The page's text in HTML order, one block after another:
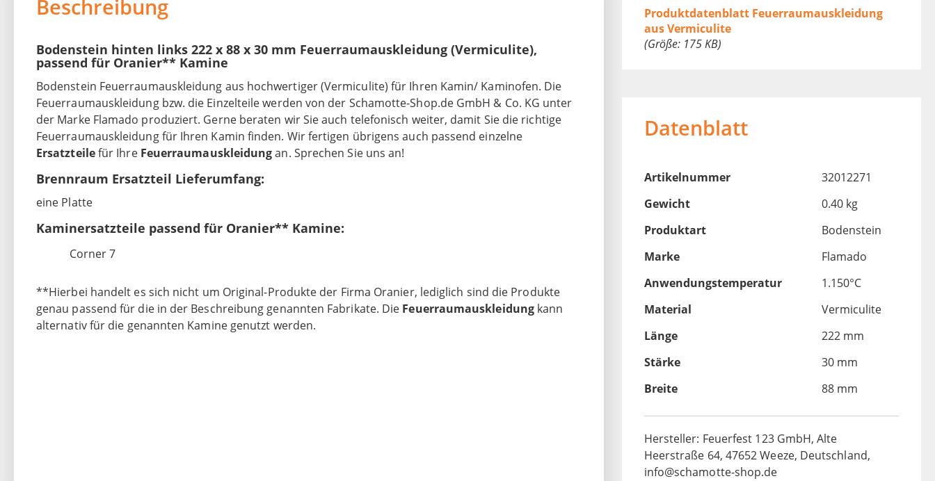
Beschreibung
Bodenstein hinten links 222 x 88 x 30 mm Feuerraumauskleidung (Vermiculite),
passend für Oranier** Kamine
Bodenstein Feuerraumauskleidung aus hochwertiger (Vermiculite) für Ihren Kamin/ Kaminofen. Die
Feuerraumauskleidung bzw. die Einzelteile werden von der Schamotte-Shop.de GmbH & Co. KG unter
der Marke Flamado produziert. Gerne beraten wir Sie auch telefonisch weiter, damit Sie die richtige
Feuerraumauskleidung für Ihren Kamin finden. Wir fertigen übrigens auch passend einzelne
Ersatzteilefür Ihre Feuerraumauskleidungan. Sprechen Sie uns an!
Brennraum Ersatzteil Lieferumfang:
eine Platte
Kaminersatzteile passend für Oranier** Kamine:
Corner 7
**Hierbei handelt es sich nicht um Original-Produkte der Firma Oranier, lediglich sind die Produkte
genau passend für die in der Beschreibung genannten Fabrikate. Die Feuerraumauskleidungkann
alternativ für die genannten Kamine genutzt werden.
Produktdatenblatt Feuerraumauskleidung
aus Vermiculite
(Größe: 175 KB)
Datenblatt
Artikelnummer
32012271
Gewicht
0.40 kg
Produktart
Bodenstein
Marke
Flamado
Anwendungstemperatur
1.150°C
Material
Vermiculite
Länge
222 mm
Stärke
30 mm
Breite
88 mm
Hersteller: Feuerfest 123 GmbH, Alte
Heerstraße 64, 47652 Weeze, Deutschland,
info@schamotte-shop.de